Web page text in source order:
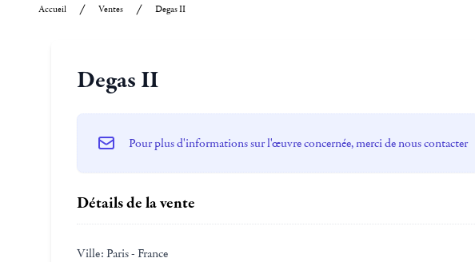
Accueil Ventes Degas II
Degas II
Pour plus d'informations sur l'œuvre concernée, merci de nous contacter
Détails de la vente
Ville: Paris - France